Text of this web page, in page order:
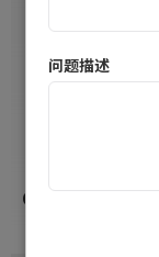
问题描述